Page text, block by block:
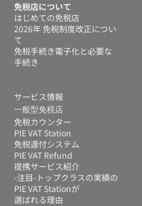
免税店について
はじめての免税店
2026年 免税制度改正につい
て
免税手続き電子化と必要な
手続き
サービス情報
一般型免税店
免税カウンター
PIE VAT Station
免税還付システム
PIE VAT Refund
提携サービス紹介
-注目-トップクラスの実績の
PIE VAT Stationが
選ばれる理由